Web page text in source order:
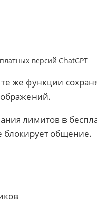
версий ChatGPT
те же функции
лимитов в
блокирует общение.